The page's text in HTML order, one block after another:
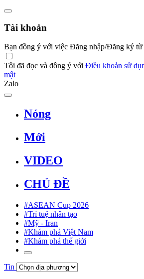
Tài khoản
Bạn đồng ý với việc Đăng nhập/Đăng ký từ
Tôi đã đọc và đồng ý với Điều khoản sử
mật
Zalo
Nóng
Mới
VIDEO
CHỦ ĐỀ
#ASEAN Cup 2026
#Trí tuệ nhân tạo
#Mỹ - Iran
#Khám phá Việt Nam
#Khám phá thế giới
Tin